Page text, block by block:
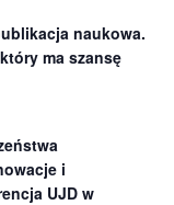
naukowa.
ma szansę
i
UJD w